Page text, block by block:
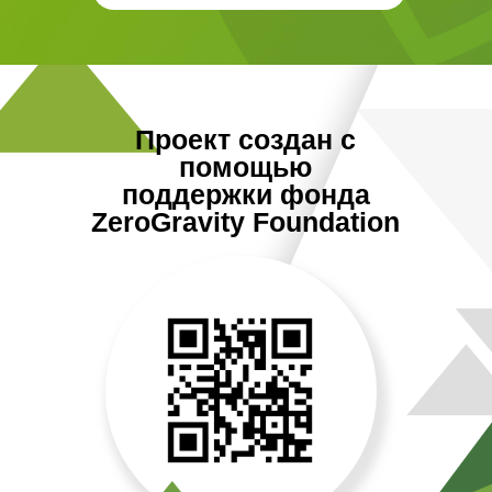
Проект создан с
помощью
поддержки фонда
ZeroGravity Foundation